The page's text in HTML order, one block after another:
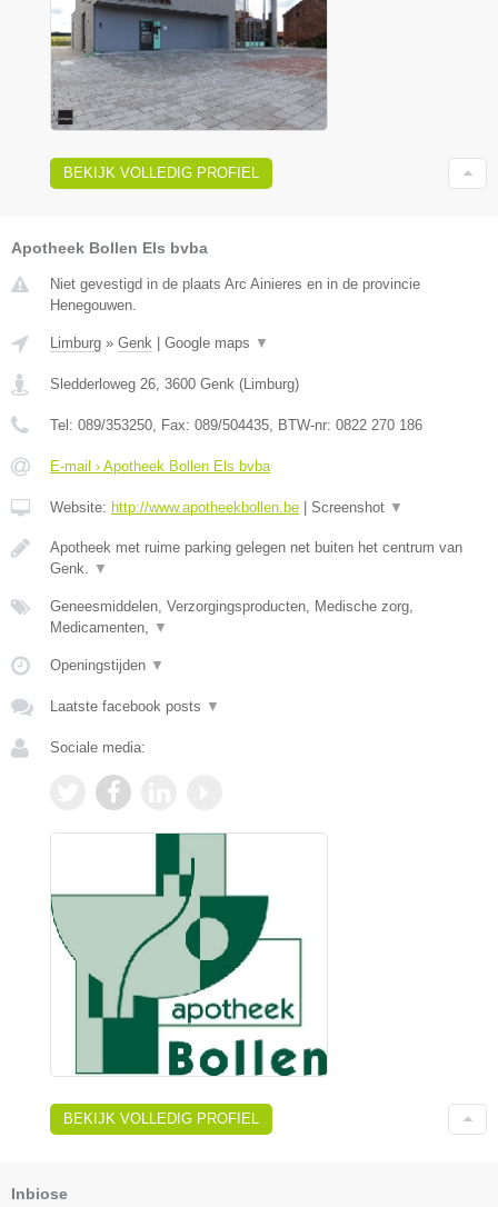
BEKIJK VOLLEDIG PROFIEL
Apotheek Bollen Els bvba
Niet gevestigd in de plaats Arc Ainieres en in de provincie
Henegouwen.
Limburg » Genk | Google maps ▼
Sledderloweg 26 3600 Genk (Limburg)
Tel: 089/353250 , Fax: 089/504435 , BTW-nr: 0822 270 186
E-mail › Apotheek Bollen Els bvba
Website: http://www.apotheekbollen.be | Screenshot ▼
Apotheek met ruime parking gelegen net buiten het centrum van
Genk.
▼
Geneesmiddelen, Verzorgingsproducten, Medische zorg,
Medicamenten,
▼
Openingstijden ▼
Laatste facebook posts ▼
Sociale media:
BEKIJK VOLLEDIG PROFIEL
Inbiose